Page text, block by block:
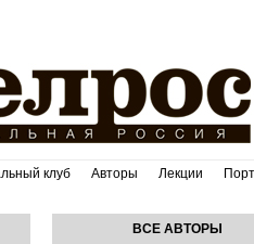
клуб Авторы Лекции
ВСЕ АВТОРЫ